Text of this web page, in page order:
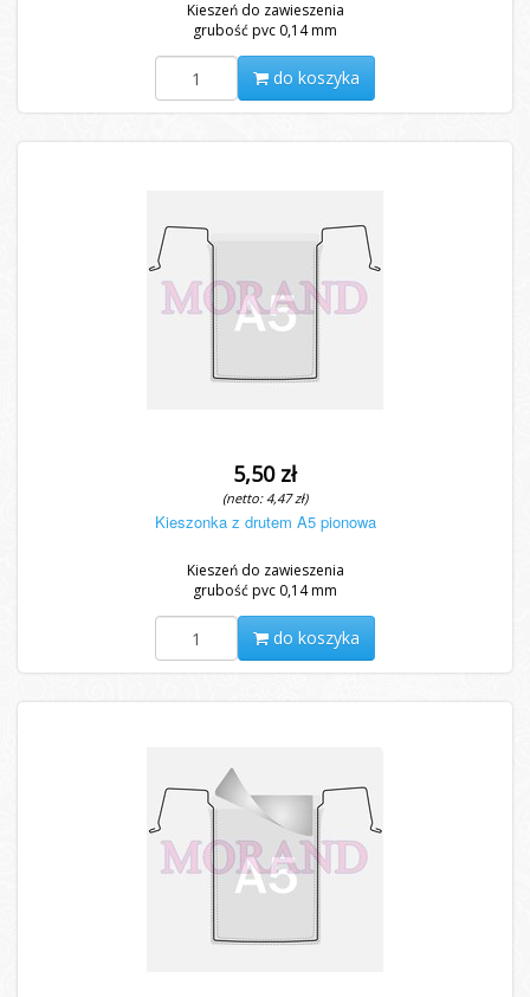
Kieszeń do zawieszenia
grubość pvc 0,14 mm
do koszyka
5,50 zł
(netto: 4,47 zł)
Kieszonka z drutem A5 pionowa
Kieszeń do zawieszenia
grubość pvc 0,14 mm
do koszyka